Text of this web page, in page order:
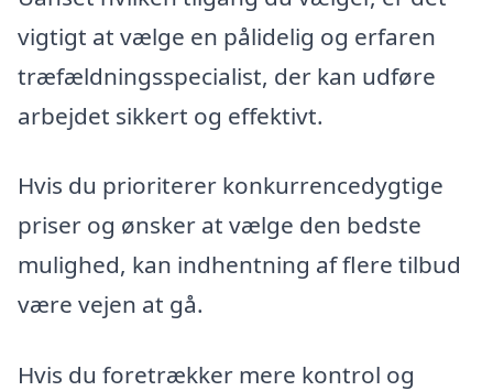
vigtigt at vælge en pålidelig og erfaren
træfældningsspecialist, der kan udføre
arbejdet sikkert og effektivt.
Hvis du prioriterer konkurrencedygtige
priser og ønsker at vælge den bedste
mulighed, kan indhentning af flere tilbud
være vejen at gå.
Hvis du foretrækker mere kontrol og